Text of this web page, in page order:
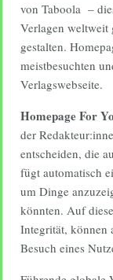
von Taboola –
Verlagen weltweit
gestalten.
meistbesuchten
Verlagswebseite.
Homepage For
der
entscheiden, die
fügt automatisch
um Dinge
könnten. Auf
Integrität, können
Besuch eines